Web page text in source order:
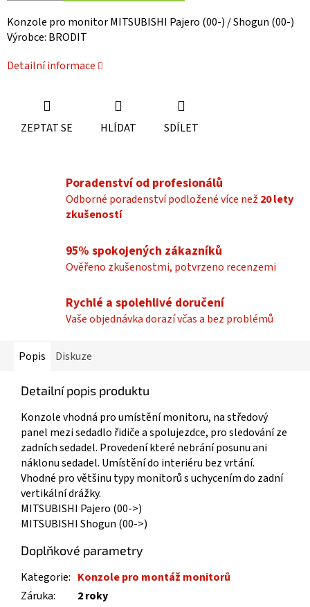
Konzole pro monitor MITSUBISHI Pajero (00-) / Shogun (00-)
Výrobce: BRODIT
Detailní informace
ZEPTAT SE HLÍDAT SDÍLET
Poradenství od profesionálů
Odborné poradenství podložené více než 20 lety
zkušeností
95% spokojených zákazníků
Ověřeno zkušenostmi, potvrzeno recenzemi
Rychlé a spolehlivé doručení
Vaše objednávka dorazí včas a bez problémů
Popis Diskuze
Detailní popis produktu
Konzole vhodná pro umístění monitoru, na středový
panel mezi sedadlo řidiče a spolujezdce, pro sledování ze
zadních sedadel. Provedení které nebrání posunu ani
náklonu sedadel. Umístění do interiéru bez vrtání.
Vhodné pro většinu typy monitorů s uchycením do zadní
vertikální drážky.
MITSUBISHI Pajero (00->)
MITSUBISHI Shogun (00->)
Doplňkové parametry
Kategorie: Konzole pro montáž monitorů
Záruka: 2 roky